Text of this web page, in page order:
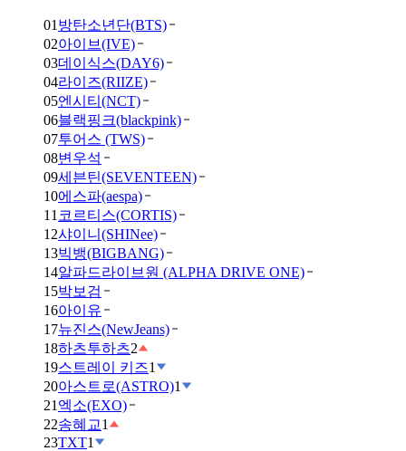
01 방탄소년단(BTS)
02아이브(IVE)
03데이식스(DAY6)
04라이즈(RIIZE)
05엔시티(NCT)
06블랙핑크(blackpink)
07투어스 (TWS)
08변우석
09세븐틴(SEVENTEEN)
10에스파(aespa)
11 코르티스(CORTIS)
12샤이니(SHINee)
13빅뱅(BIGBANG)
14알파드라이브원 (ALPHA DRIVE ONE)
15박보검
16아이유
17뉴진스(NewJeans)
18하츠투하츠2
19스트레이 키즈1
20아스트로(ASTRO)1
21 엑소(EXO)
22송혜교1
23TXT1